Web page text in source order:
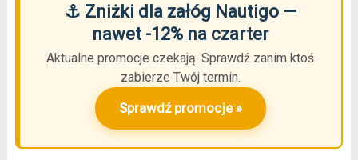
⚓ Zniżki dla załóg Nautigo —
nawet -12% na czarter
Aktualne promocje czekają. Sprawdź zanim ktoś
zabierze Twój termin.
Sprawdź promocje »